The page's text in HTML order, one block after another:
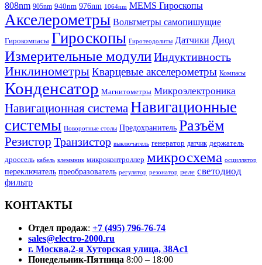
808nm 905nm 940nm 976nm 1064nm MEMS Гироскопы
Акселерометры Вольтметры самопишущие
Гирокомпасы Гироскопы Гиротеодолиты Датчики Диод
Измерительные модулиИндуктивность
ИнклинометрыКварцевые акселерометры Компасы
Конденсатор Магнитометры Микроэлектроника
Навигационная системаНавигационные
системы Поворотные столы Предохранитель Разъём
Резистор Транзистор выключатель генератор датчик держатель
дроссель кабель клеммник микроконтроллер микросхема осциллятор
переключатель преобразователь регулятор резонатор реле светодиод
фильтр
КОНТАКТЫ
Отдел продаж: +7 (495) 796-76-74
sales@electro-2000.ru
г. Москва,2-я Хуторская улица, 38Ас1
Понедельник-Пятница 8:00 – 18:00